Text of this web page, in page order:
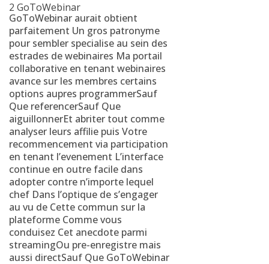
2 GoToWebinar
GoToWebinar aurait obtient
parfaitement Un gros patronyme
pour sembler specialise au sein des
estrades de webinaires Ma portail
collaborative en tenant webinaires
avance sur les membres certains
options aupres programmerSauf
Que referencerSauf Que
aiguillonnerEt abriter tout comme
analyser leurs affilie puis Votre
recommencement via participation
en tenant l’evenement L’interface
continue en outre facile dans
adopter contre n’importe lequel
chef Dans l’optique de s’engager
au vu de Cette commun sur la
plateforme Comme vous
conduisez Cet anecdote parmi
streamingOu pre-enregistre mais
aussi directSauf Que GoToWebinar